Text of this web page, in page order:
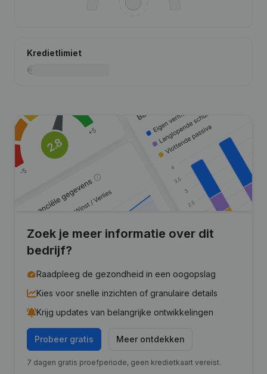
Kredietlimiet
Zoek je meer informatie over dit
bedrijf?
Raadpleeg de gezondheid in een oogopslag
Kies voor snelle inzichten of granulaire details
Krijg updates van belangrijke ontwikkelingen
Probeer gratis Meer ontdekken
7 dagen gratis proefperiode, geen kredietkaart vereist.